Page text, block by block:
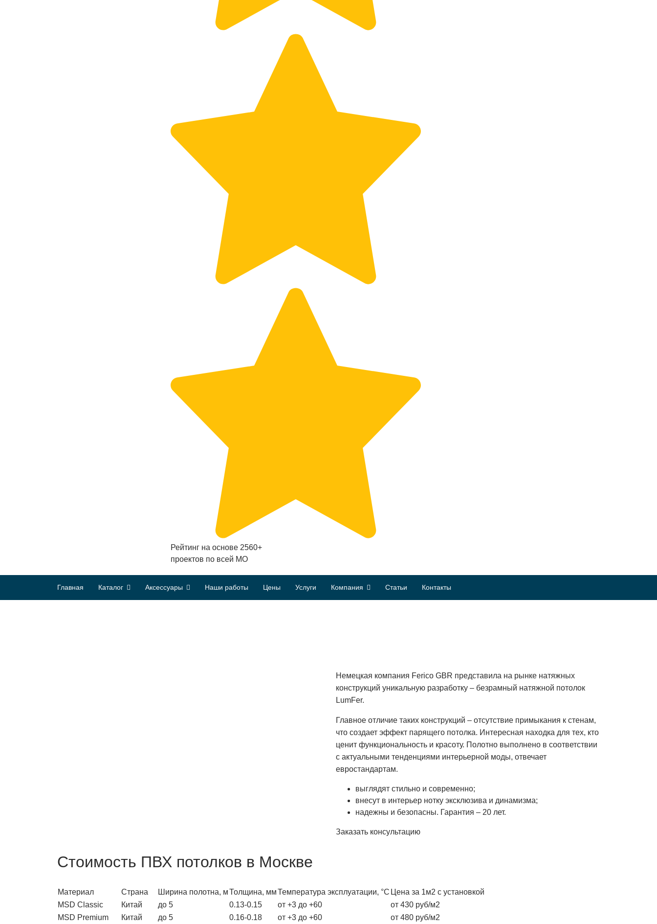
Рейтинг на основе 2560+
проектов по всей МО
Главная Каталог Аксессуары Наши работы Цены Услуги Компания Статьи Контакты
Немецкая компания Ferico GBR представила на рынке натяжных
конструкций уникальную разработку – безрамный натяжной потолок
LumFer.
Главное отличие таких конструкций – отсутствие примыкания к стенам,
что создает эффект парящего потолка. Интересная находка для тех, кто
ценит функциональность и красоту. Полотно выполнено в соответствии
с актуальными тенденциями интерьерной моды, отвечает
евростандартам.
выглядят стильно и современно;
внесут в интерьер нотку эксклюзива и динамизма;
надежны и безопасны. Гарантия – 20 лет.
Заказать консультацию
Стоимость ПВХ потолков в Москве
Материал Страна Ширина полотна, мТолщина, ммТемпература эксплуатации, °С Цена за 1м2 с установкой
MSD Classic
Китай до 5 0.13-0.15 от +3 до +60
от 430 руб/м2
MSD Premium
Китай до 5 0.16-0.18 от +3 до +60 от 480 руб/м2